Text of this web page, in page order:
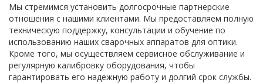
Мы стремимся установить долгосрочные партнерские
отношения с нашими клиентами. Мы предоставляем полную
техническую поддержку, консультации и обучение по
использованию наших сварочных аппаратов для оптики.
Кроме того, мы осуществляем сервисное обслуживание и
регулярную калибровку оборудования, чтобы
гарантировать его надежную работу и долгий срок службы.